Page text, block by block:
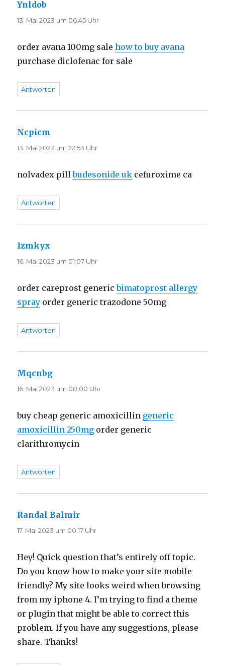
Ynldob
13. Mai 2023 um 06:45 Uhr
order avana 100mg salehow to buy avana
purchase diclofenac for sale
Antworten
Ncpicm
13. Mai 2023 um 22:53 Uhr
nolvadex pillbudesonide uk cefuroxime ca
Antworten
Izmkyx
16. Mai 2023 um 01:07 Uhr
order careprost genericbimatoprost allergy
spray order generic trazodone 50mg
Antworten
Mqcnbg
16. Mai 2023 um 08:00 Uhr
buy cheap generic amoxicillin generic
amoxicillin 250mg order generic
clarithromycin
Antworten
Randal Balmir
17. Mai 2023 um 00:17 Uhr
Hey! Quick question that’s entirely off topic.
Do you know how to make your site mobile
friendly? My site looks weird when browsing
from my iphone 4. I’m trying to find a theme
or plugin that might be able to correct this
problem. If you have any suggestions, please
share. Thanks!